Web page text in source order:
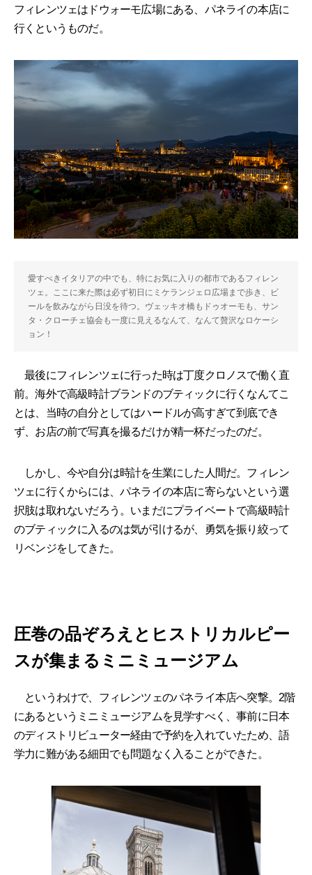
フィレンツェはドウォーモ広場にある、パネライの本店に
行くというものだ。
愛すべきイタリアの中でも、特にお気に入りの都市であるフィレン
ツェ。ここに来た際は必ず初日にミケランジェロ広場まで歩き、ビ
ールを飲みながら日没を待つ。ヴェッキオ橋もドゥオーモも、サン
タ・クローチェ協会も一度に見えるなんて、なんて贅沢なロケーシ
ョン！
最後にフィレンツェに行った時は丁度クロノスで働く直
前。海外で高級時計ブランドのブティックに行くなんてこ
とは、当時の自分としてはハードルが高すぎて到底でき
ず、お店の前で写真を撮るだけが精一杯だったのだ。
しかし、今や自分は時計を生業にした人間だ。フィレン
ツェに行くからには、パネライの本店に寄らないという選
択肢は取れないだろう。いまだにプライベートで高級時計
のブティックに入るのは気が引けるが、勇気を振り絞って
リベンジをしてきた。
圧巻の品ぞろえとヒストリカルピー
スが集まるミニミュージアム
というわけで、フィレンツェのパネライ本店へ突撃。2階
にあるというミニミュージアムを見学すべく、事前に日本
のディストリビューター経由で予約を入れていたため、語
学力に難がある細田でも問題なく入ることができた。